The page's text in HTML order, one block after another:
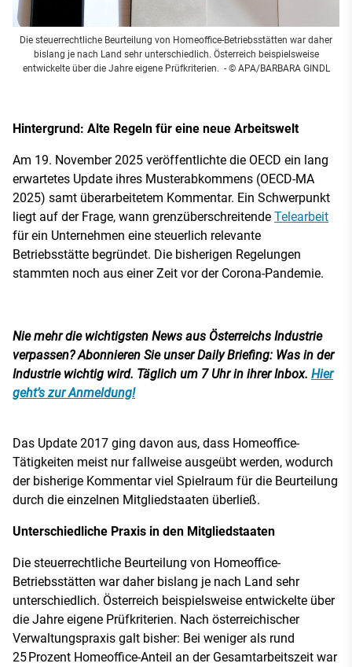
Die steuerrechtliche Beurteilung von Homeoffice-Betriebsstätten war daher
bislang je nach Land sehr unterschiedlich. Österreich beispielsweise
entwickelte über die Jahre eigene Prüfkriterien. - © APA/BARBARA GINDL
Hintergrund: Alte Regeln für eine neue Arbeitswelt
Am 19. November 2025 veröffentlichte die OECD ein lang
erwartetes Update ihres Musterabkommens (OECD-MA
2025) samt überarbeitetem Kommentar. Ein Schwerpunkt
liegt auf der Frage, wann grenzüberschreitende Telearbeit
für ein Unternehmen eine steuerlich relevante
Betriebsstätte begründet. Die bisherigen Regelungen
stammten noch aus einer Zeit vor der Corona-Pandemie.
Nie mehr die wichtigsten News aus Österreichs Industrie
verpassen? Abonnieren Sie unser Daily Briefing: Was in der
Industrie wichtig wird. Täglich um 7 Uhr in ihrer Inbox. Hier
geht’s zur Anmeldung!
Das Update 2017 ging davon aus, dass Homeoffice-
Tätigkeiten meist nur fallweise ausgeübt werden, wodurch
der bisherige Kommentar viel Spielraum für die Beurteilung
durch die einzelnen Mitgliedstaaten überließ.
Unterschiedliche Praxis in den Mitgliedstaaten
Die steuerrechtliche Beurteilung von Homeoffice-
Betriebsstätten war daher bislang je nach Land sehr
unterschiedlich. Österreich beispielsweise entwickelte über
die Jahre eigene Prüfkriterien. Nach österreichischer
Verwaltungspraxis galt bisher: Bei weniger als rund
25 Prozent Homeoffice-Anteil an der Gesamtarbeitszeit war